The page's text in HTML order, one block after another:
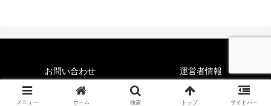
お問い合わせ 運営者情報
© 2017-2026 佩月なおこ/STORYLINE.
メニュー ホーム 検索 トップ サイドバー